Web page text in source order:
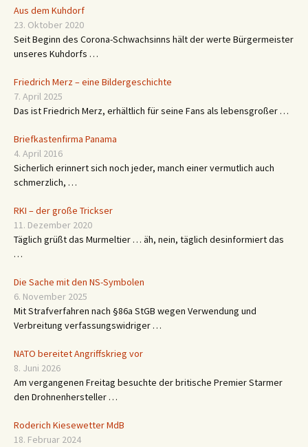
Aus dem Kuhdorf
23. Oktober 2020
Seit Beginn des Corona-Schwachsinns hält der werte Bürgermeister
unseres Kuhdorfs …
Friedrich Merz – eine Bildergeschichte
7. April 2025
Das ist Friedrich Merz, erhältlich für seine Fans als lebensgroßer …
Briefkastenfirma Panama
4. April 2016
Sicherlich erinnert sich noch jeder, manch einer vermutlich auch
schmerzlich, …
RKI – der große Trickser
11. Dezember 2020
Täglich grüßt das Murmeltier … äh, nein, täglich desinformiert das
…
Die Sache mit den NS-Symbolen
6. November 2025
Mit Strafverfahren nach §86a StGB wegen Verwendung und
Verbreitung verfassungswidriger …
NATO bereitet Angriffskrieg vor
8. Juni 2026
Am vergangenen Freitag besuchte der britische Premier Starmer
den Drohnenhersteller …
Roderich Kiesewetter MdB
18. Februar 2024